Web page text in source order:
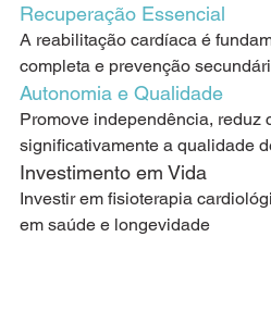
Recuperação Essencial
A reabilitação cardíaca é
completa e prevenção
Autonomia e Qualidade
Promove independência, reduz
significativamente a qualidade
Investimento em Vida
Investir em fisioterapia
em saúde e longevidade